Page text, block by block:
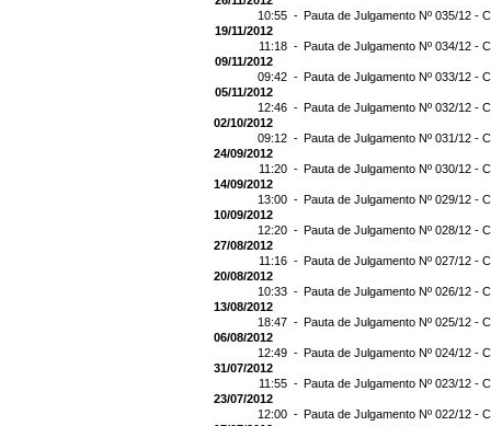
10:55 - Pauta de Julgamento Nº 035/12 -
19/11/2012
11:18 - Pauta de Julgamento Nº 034/12 -
09/11/2012
09:42 - Pauta de Julgamento Nº 033/12 -
05/11/2012
12:46 - Pauta de Julgamento Nº 032/12 -
02/10/2012
09:12 - Pauta de Julgamento Nº 031/12 -
24/09/2012
11:20 - Pauta de Julgamento Nº 030/12 -
14/09/2012
13:00 - Pauta de Julgamento Nº 029/12 -
10/09/2012
12:20 - Pauta de Julgamento Nº 028/12 -
27/08/2012
11:16 - Pauta de Julgamento Nº 027/12 -
20/08/2012
10:33 - Pauta de Julgamento Nº 026/12 -
13/08/2012
18:47 - Pauta de Julgamento Nº 025/12 -
06/08/2012
12:49 - Pauta de Julgamento Nº 024/12 -
31/07/2012
11:55 - Pauta de Julgamento Nº 023/12 -
23/07/2012
12:00 - Pauta de Julgamento Nº 022/12 -